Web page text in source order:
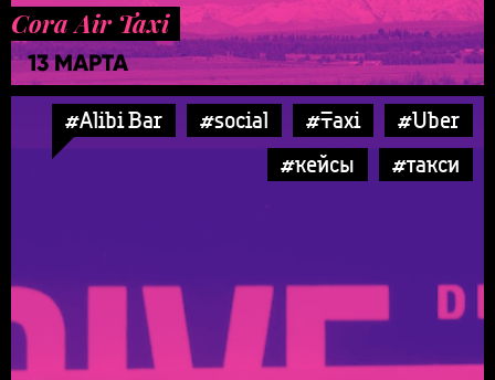
Cora Air Taxi
13 МАРТА
#Alibi Bar #social #Taxi
#Uber
#кейсы
#такси